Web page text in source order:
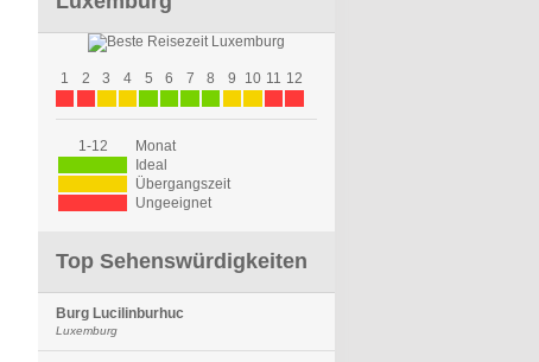
1 2 3 4 5 6 7 8 9 10 11 12
1-12
Monat
Ideal
Übergangszeit
Ungeeignet
Top Sehenswürdigkeiten
Burg Lucilinburhuc
Luxemburg